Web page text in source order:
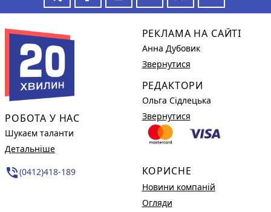
РОБОТА У НАС
Шукаєм таланти
Детальніше
phone_in_talk(0412)418-189
РЕКЛАМА НА САЙТІ
Анна Дубовик
Звернутися
РЕДАКТОРИ
Ольга Сідлецька
Звернутися
КОРИСНЕ
Новини компаній
Огляди